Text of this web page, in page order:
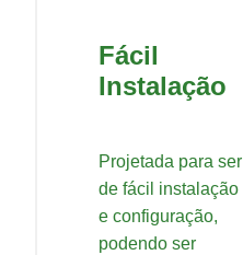
Fácil
Instalação
Projetada para ser
de fácil instalação
e configuração,
podendo ser